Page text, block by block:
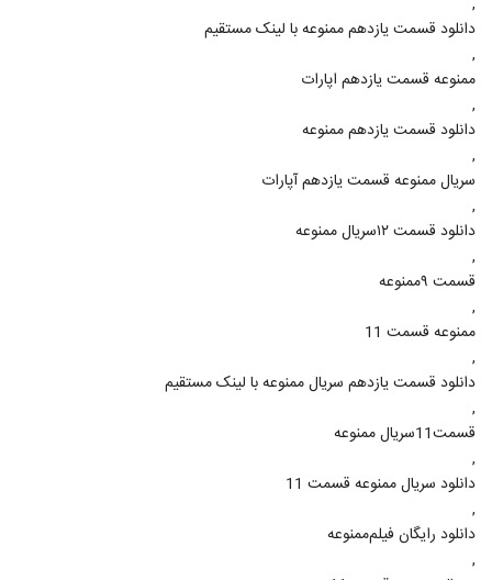
دانلود قسمت یازدهم ممنوعه با لینک مستقیم
,
ممنوعه قسمت یازدهم اپارات
,
دانلود قسمت یازدهم ممنوعه
,
سریال ممنوعه قسمت یازدهم آپارات
,
دانلود قسمت ۱۲سریال ممنوعه
,
قسمت ۹ممنوعه
,
ممنوعه قسمت 11
,
دانلود قسمت یازدهم سریال ممنوعه با لینک مستقیم
,
قسمت11سریال ممنوعه
,
دانلود سریال ممنوعه قسمت 11
,
دانلود رایگان فیلم‌ممنوعه
,